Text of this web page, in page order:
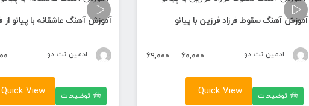
آموزش آهنگ سقوط فرزاد فرزین با پیانو
ادمین نت دو ۶۰,۰۰۰ – ۶۹,۰۰۰
قیمت:
توضیحات Quick View
آموزش آهنگ عاشقانه با پیانو از
ادمین نت دو
توضیحات Quick View